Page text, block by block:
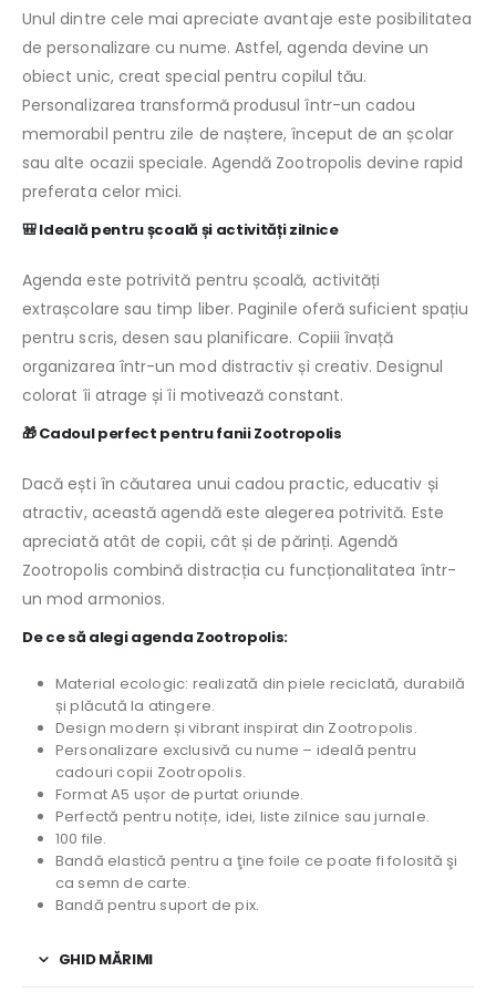
Unul dintre cele mai apreciate avantaje este posibilitatea
de personalizare cu nume. Astfel, agenda devine un
obiect unic, creat special pentru copilul tău.
Personalizarea transformă produsul într-un cadou
memorabil pentru zile de naștere, început de an școlar
sau alte ocazii speciale. Agendă Zootropolis devine rapid
preferata celor mici.
🎒 Ideală pentru școală și activități zilnice
Agenda este potrivită pentru școală, activități
extrașcolare sau timp liber. Paginile oferă suficient spațiu
pentru scris, desen sau planificare. Copiii învață
organizarea într-un mod distractiv și creativ. Designul
colorat îi atrage și îi motivează constant.
🎁 Cadoul perfect pentru fanii Zootropolis
Dacă ești în căutarea unui cadou practic, educativ și
atractiv, această agendă este alegerea potrivită. Este
apreciată atât de copii, cât și de părinți. Agendă
Zootropolis combină distracția cu funcționalitatea într-
un mod armonios.
De ce să alegi agenda Zootropolis:
Material ecologic: realizată din piele reciclată, durabilă
și plăcută la atingere.
Design modern și vibrant inspirat din Zootropolis.
Personalizare exclusivă cu nume – ideală pentru
cadouri copii Zootropolis.
Format A5 ușor de purtat oriunde.
Perfectă pentru notițe, idei, liste zilnice sau jurnale.
100 file.
Bandă elastică pentru a ţine foile ce poate fi folosită şi
ca semn de carte.
Bandă pentru suport de pix.
GHID MĂRIMI